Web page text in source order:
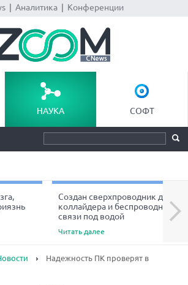
| Аналитика| Конференции
НАУКА СОФТ
Создан сверхпроводник для
коллайдера и беспроводной
связи под водой
Читать далее
Next
Надежность ПК проверят в